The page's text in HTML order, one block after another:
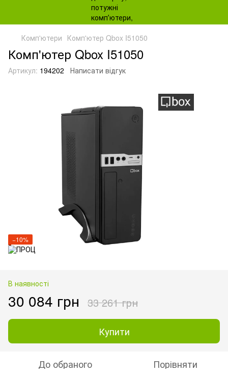
Комп'ютери Комп'ютер Qbox I51050
Комп'ютер Qbox I51050
Артикул: 194202 Написати відгук
−10%
В наявності
30 084 грн 33 261 грн
Купити
До обраного Порівняти